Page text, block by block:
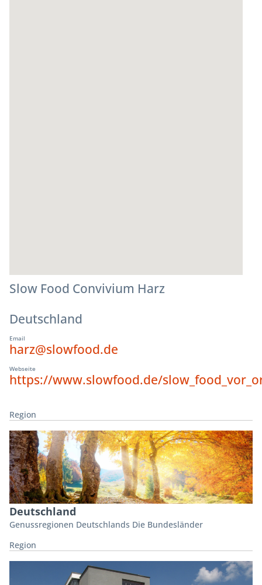
Slow Food Convivium Harz
Deutschland
Email
harz@slowfood.de
Webseite
https://www.slowfood.de/
Region
Deutschland
Genussregionen Deutschlands Die Bundesländer
Region